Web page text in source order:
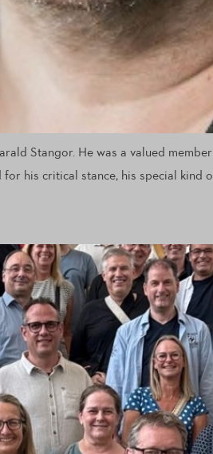
Stangor. He was a valued
his critical stance, his special kind